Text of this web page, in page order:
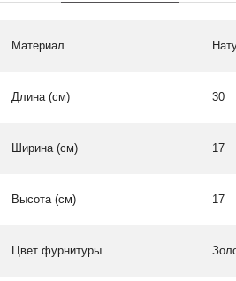
Материал
Длина (см) 30
Ширина (см) 17
Высота (см) 17
Цвет фурнитуры